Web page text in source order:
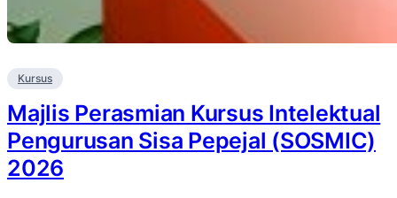
Kursus
Majlis Perasmian Kursus Intelektual
Pengurusan Sisa Pepejal (SOSMIC)
2026